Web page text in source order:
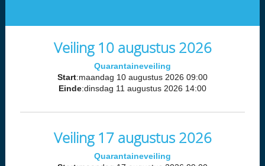
Veiling 10 augustus 2026
Quarantaineveiling
Start:maandag 10 augustus 2026 09:00
Einde:dinsdag 11 augustus 2026 14:00
Veiling 17 augustus 2026
Quarantaineveiling